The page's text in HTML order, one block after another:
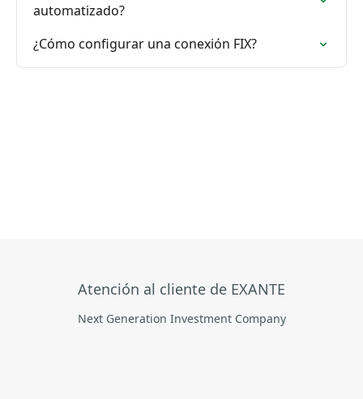
automatizado?
¿Cómo configurar una conexión FIX?
Atención al cliente de EXANTE
Next Generation Investment Company